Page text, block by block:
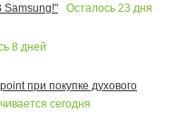
Samsung!"
Осталось 23 дня
8 дней
при покупке духового
сегодня